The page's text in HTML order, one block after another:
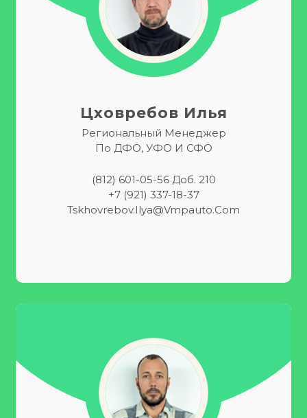
Цховребов Илья
Региональный Менеджер
По ДФО, УФО И СФО
(812) 601-05-56 Доб. 210
+7 (921) 337-18-37
Tskhovrebov.Ilya@vmpauto.com